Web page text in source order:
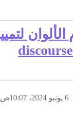
6 يونيو 2024، 10:07ص